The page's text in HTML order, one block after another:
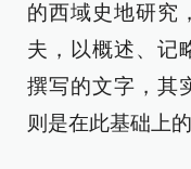
的西域史地研究
夫，以概述、记
撰写的文字，其
则是在此基础上的